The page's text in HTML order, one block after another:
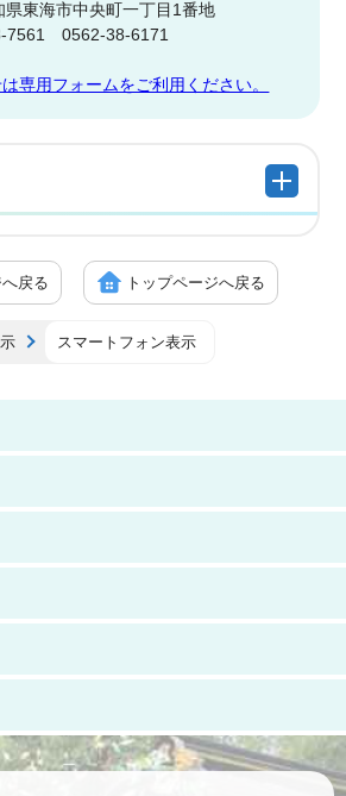
東海市中央町一丁目1番地
7561 0562-38-6171
専用フォームをご利用ください。
戻る トップページへ戻る
スマートフォン表示